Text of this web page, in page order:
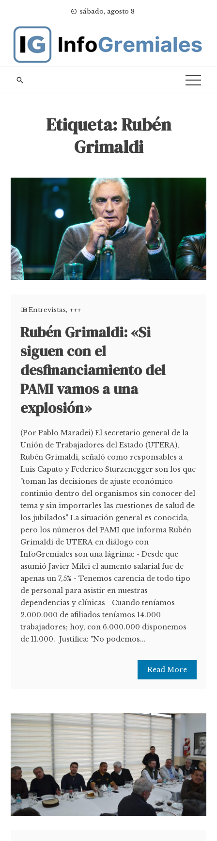
content
sábado, agosto 8
Etiqueta:Rubén
Grimaldi
Entrevistas, +++
Rubén Grimaldi: «Si
siguen con el
desfinanciamiento del
PAMI vamos a una
explosión»
(Por Pablo Maradei) El secretario general de la
Unión de Trabajadores del Estado (UTERA),
Rubén Grimaldi, señaló como responsables a
Luis Caputo y Federico Sturzenegger son los que
"toman las decisiones de ajuste económico
continúo dentro del organismos sin conocer del
tema y sin importarles las cuestiones de salud de
los jubilados" La situación general es conocida,
pero los números del PAMI que informa Rubén
Grimaldi de UTERA en diálogo con
InfoGremiales son una lágrima: - Desde que
asumió Javier Milei el aumento salarial fue de
apenas un 7,5% - Tenemos carencia de todo tipo
de personal para asistir en nuestras
dependencias y clínicas - Cuando teníamos
2.000.000 de afiliados teníamos 14.000
trabajadores; hoy, con 6.000.000 disponemos
de 11.000. Justifica: "No podemos...
Read More